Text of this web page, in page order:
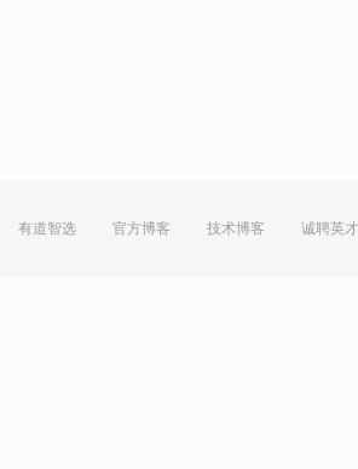
有道智选 官方博客 技术博客 诚聘英才